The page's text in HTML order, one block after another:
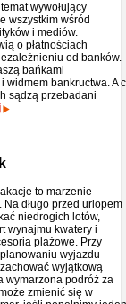
wywołujący
wszystkim wśród
i mediów.
o płatnościach
od banków.
bańkami
widmem bankructwa. A
sądzą przebadani
to marzenie
Na długo przed urlopem
niedrogich lotów,
wynajmu kwatery i
plażowe. Przy
wyjazdu
wyjątkową
wymarzona podróż za
zmienić się w